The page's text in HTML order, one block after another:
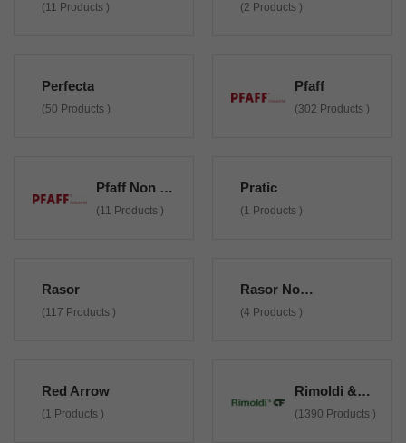
(11 Products ) (2 Products )
Perfecta
(50 Products )
Pfaff
(302 Products )
Pfaff Non Originali
(11 Products )
Pratic
(1 Products )
Rasor
(117 Products )
Rasor Non Originali
(4 Products )
Red Arrow
(1 Products )
Rimoldi & CF
(1390 Products )